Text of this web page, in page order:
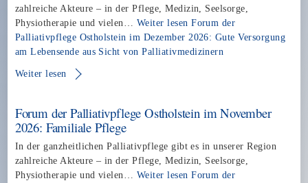
zahlreiche Akteure – in der Pflege, Medizin, Seelsorge,
Physiotherapie und vielen… Weiter lesen Forum der
Palliativpflege Ostholstein im Dezember 2026: Gute Versorgung
am Lebensende aus Sicht von Palliativmedizinern
Weiter lesen
Forum der Palliativpflege Ostholstein im November
2026: Familiale Pflege
In der ganzheitlichen Palliativpflege gibt es in unserer Region
zahlreiche Akteure – in der Pflege, Medizin, Seelsorge,
Physiotherapie und vielen… Weiter lesen Forum der